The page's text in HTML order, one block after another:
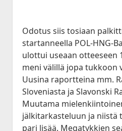
Odotus siis tosiaan
startanneella POL-HNG-
ulottui useaan otteeseen
meni välillä jopa tukkoon
Uusina raportteina mm.
Sloveniasta ja Slavonski
Muutama
jälkitarkasteluun ja niistä
pari lisää. Megatykkien